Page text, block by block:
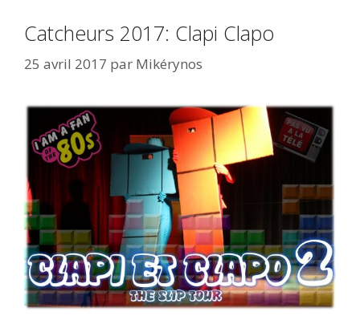
Catcheurs 2017: Clapi Clapo
25 avril 2017 par Mikérynos